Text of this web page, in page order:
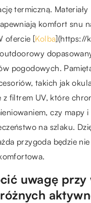
termiczną. Materiały
komfort snu
ofercie [Kolba](https://
pogodowych.
takich jak
z filtrem UV, które
czy mapy
na szlaku.
przygoda będzie
uwagę przy